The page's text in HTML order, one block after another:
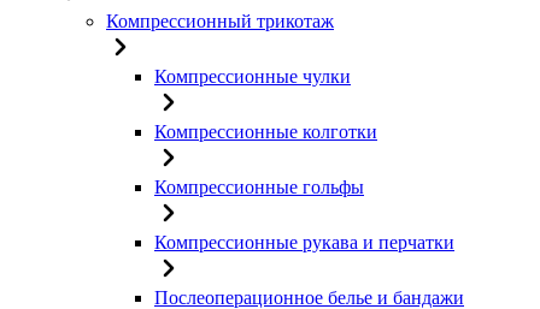
Компрессионный трикотаж
Компрессионные чулки
Компрессионные колготки
Компрессионные гольфы
Компрессионные рукава и перчатки
Послеоперационное белье и бандажи